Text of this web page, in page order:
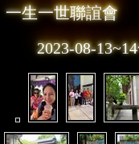
2023-08-
一生一世聯誼會